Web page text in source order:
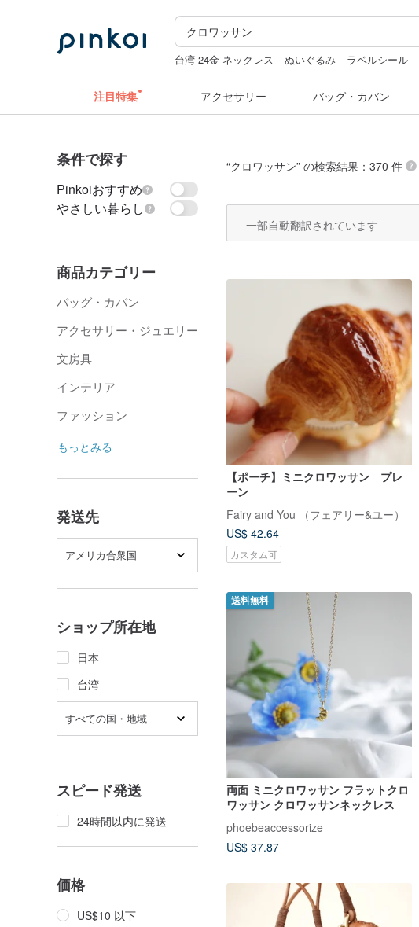
台湾 24金 ネックレス ぬいぐるみ ラベルシール
注目特集 アクセサリー バッグ・カバン
条件で探す
Pinkoiおすすめ
やさしい暮らし
商品カテゴリー
バッグ・カバン
アクセサリー・ジュエリー
文房具
インテリア
ファッション
もっとみる
発送先
アメリカ合衆国
ショップ所在地
日本
台湾
すべての国・地域
スピード発送
24時間以内に発送
価格
US$10 以下
“クロワッサン” の検索結果：370 件
一部自動翻訳されています
【ポーチ】ミニクロワッサン プレ
ーン
Fairy and You （フェアリー&ユー）
US$ 42.64
カスタム可
送料無料
両面 ミニクロワッサン フラットクロ
ワッサン クロワッサンネックレス
phoebeaccessorize
US$ 37.87